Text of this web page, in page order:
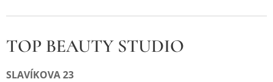
TOP BEAUTY STUDIO
SLAVÍKOVA 23